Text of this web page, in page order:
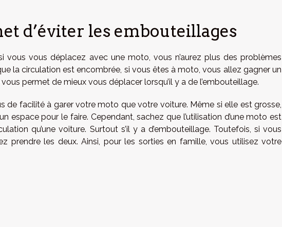
d’éviter les embouteillages
vous vous déplacez avec une moto, vous n’aurez plus des problèmes
la circulation est encombrée, si vous êtes à moto, vous allez gagner un
permet de mieux vous déplacer lorsqu’il y a de l’embouteillage.
de facilité à garer votre moto que votre voiture. Même si elle est grosse,
espace pour le faire. Cependant, sachez que l’utilisation d’une moto est
qu’une voiture. Surtout s’il y a d’embouteillage. Toutefois, si vous
prendre les deux. Ainsi, pour les sorties en famille, vous utilisez votre